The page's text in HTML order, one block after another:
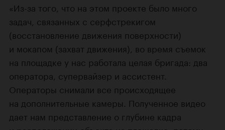
«Из-за того, что на этом проекте было много
задач, связанных с серфстрекигом
(восстановление движения поверхности)
и мокапом (захват движения), во время съемок
на площадке у нас работала целая бригада: два
оператора, супервайзер и ассистент.
Операторы снимали все происходящее
на дополнительные камеры. Полученное видео
дает нам представление о глубине кадра